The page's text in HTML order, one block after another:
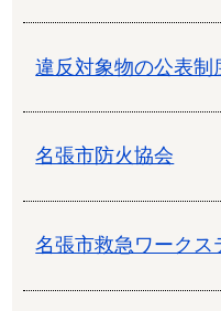
違反対象物の公表制
名張市防火協会
名張市救急ワークス